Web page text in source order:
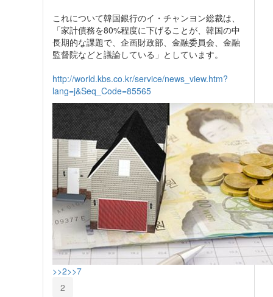
これについて韓国銀行のイ・チャンヨン総裁は、
「家計債務を80%程度に下げることが、韓国の中
長期的な課題で、企画財政部、金融委員会、金融
監督院などと議論している」としています。
http://world.kbs.co.kr/service/news_view.htm?
lang=j&Seq_Code=85565
>>2>>7
2